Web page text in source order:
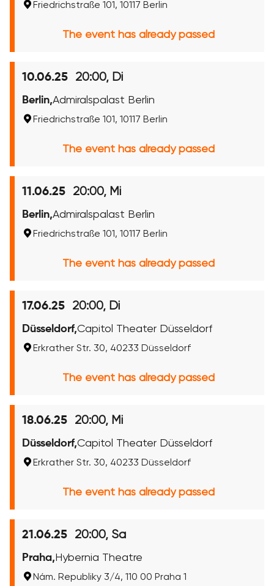
Friedrichstraße 101, 10117 Berlin
The event has already passed
10.06.25 20:00, Di
Berlin,Admiralspalast Berlin
Friedrichstraße 101, 10117 Berlin
The event has already passed
11.06.25 20:00, Mi
Berlin,Admiralspalast Berlin
Friedrichstraße 101, 10117 Berlin
The event has already passed
17.06.25 20:00, Di
Düsseldorf,Capitol Theater Düsseldorf
Erkrather Str. 30, 40233 Düsseldorf
The event has already passed
18.06.25 20:00, Mi
Düsseldorf,Capitol Theater Düsseldorf
Erkrather Str. 30, 40233 Düsseldorf
The event has already passed
21.06.25 20:00, Sa
Praha, Hybernia Theatre
Nám. Republiky 3/4, 110 00 Praha 1